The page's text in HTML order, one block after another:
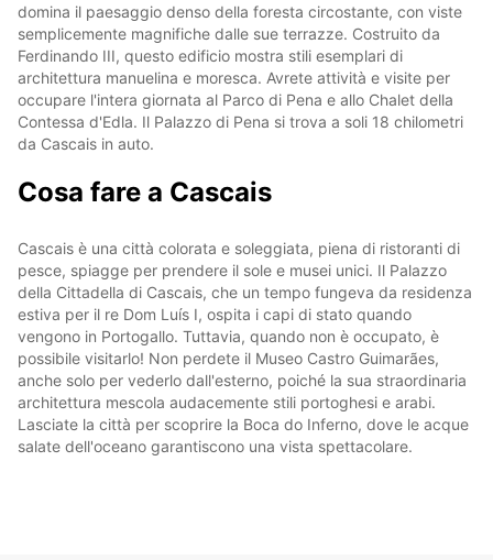
domina il paesaggio denso della foresta circostante, con viste
semplicemente magnifiche dalle sue terrazze. Costruito da
Ferdinando III, questo edificio mostra stili esemplari di
architettura manuelina e moresca. Avrete attività e visite per
occupare l'intera giornata al Parco di Pena e allo Chalet della
Contessa d'Edla. Il Palazzo di Pena si trova a soli 18 chilometri
da Cascais in auto.
Cosa fare a Cascais
Cascais è una città colorata e soleggiata, piena di ristoranti di
pesce, spiagge per prendere il sole e musei unici. Il Palazzo
della Cittadella di Cascais, che un tempo fungeva da residenza
estiva per il re Dom Luís I, ospita i capi di stato quando
vengono in Portogallo. Tuttavia, quando non è occupato, è
possibile visitarlo! Non perdete il Museo Castro Guimarães,
anche solo per vederlo dall'esterno, poiché la sua straordinaria
architettura mescola audacemente stili portoghesi e arabi.
Lasciate la città per scoprire la Boca do Inferno, dove le acque
salate dell'oceano garantiscono una vista spettacolare.